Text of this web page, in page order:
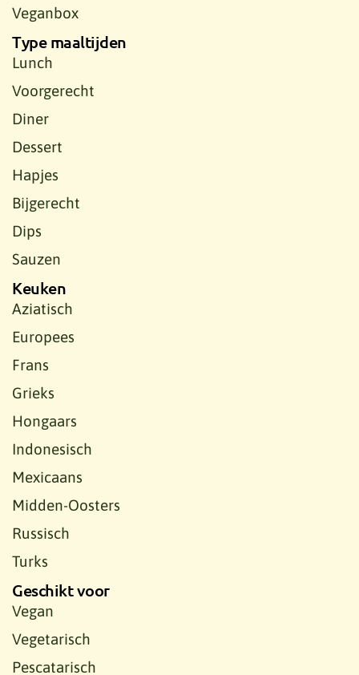
Veganbox
Type maaltijden
Lunch
Voorgerecht
Diner
Dessert
Hapjes
Bijgerecht
Dips
Sauzen
Keuken
Aziatisch
Europees
Frans
Grieks
Hongaars
Indonesisch
Mexicaans
Midden-Oosters
Russisch
Turks
Geschikt voor
Vegan
Vegetarisch
Pescatarisch